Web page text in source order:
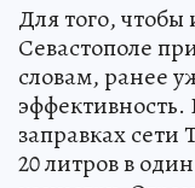
Для того,
Севастополе
словам, ранее
заправках сети
20 литров в